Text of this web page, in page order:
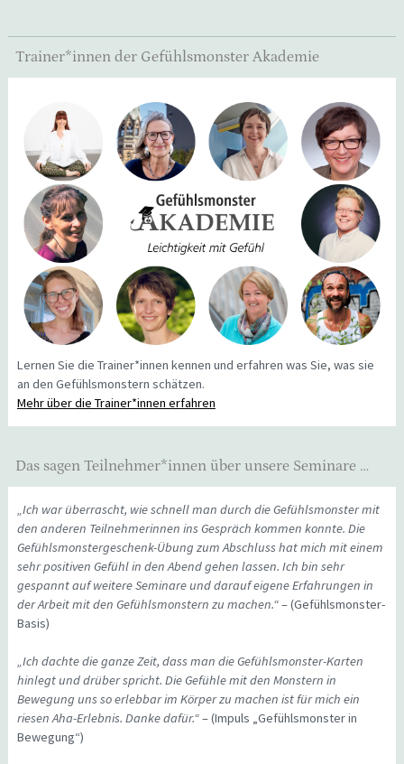
Trainer*innen der Gefühlsmonster Akademie
Lernen Sie die Trainer*innen kennen und erfahren was Sie, was sie
an den Gefühlsmonstern schätzen.
Mehr über die Trainer*innen erfahren
Das sagen Teilnehmer*innen über unsere Seminare …
„Ich war überrascht, wie schnell man durch die Gefühlsmonster mit
den anderen Teilnehmerinnen ins Gespräch kommen konnte. Die
Gefühlsmonstergeschenk-Übung zum Abschluss hat mich mit einem
sehr positiven Gefühl in den Abend gehen lassen. Ich bin sehr
gespannt auf weitere Seminare und darauf eigene Erfahrungen in
der Arbeit mit den Gefühlsmonstern zu machen.“– (Gefühlsmonster-
Basis)
„Ich dachte die ganze Zeit, dass man die Gefühlsmonster-Karten
hinlegt und drüber spricht. Die Gefühle mit den Monstern in
Bewegung uns so erlebbar im Körper zu machen ist für mich ein
riesen Aha-Erlebnis. Danke dafür.“– (Impuls „Gefühlsmonster in
Bewegung“)